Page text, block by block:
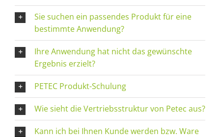
Sie suchen ein passendes Produkt für eine
bestimmte Anwendung?
Ihre Anwendung hat nicht das gewünschte
Ergebnis erzielt?
PETEC Produkt-Schulung
Wie sieht die Vertriebsstruktur von Petec aus?
Kann ich bei Ihnen Kunde werden bzw. Ware